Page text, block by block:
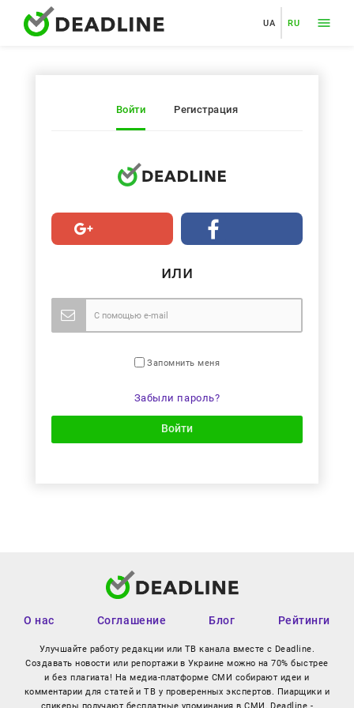
UA RU
Войти Регистрация
или
Запомнить меня
Забыли пароль?
Войти
О нас Соглашение Блог Рейтинги
Улучшайте работу редакции или ТВ канала вместе с Deadline.
Создавать новости или репортажи в Украине можно на 70% быстрее
и без плагиата! На медиа-платформе СМИ собирают идеи и
комментарии для статей и ТВ у проверенных экспертов. Пиарщики и